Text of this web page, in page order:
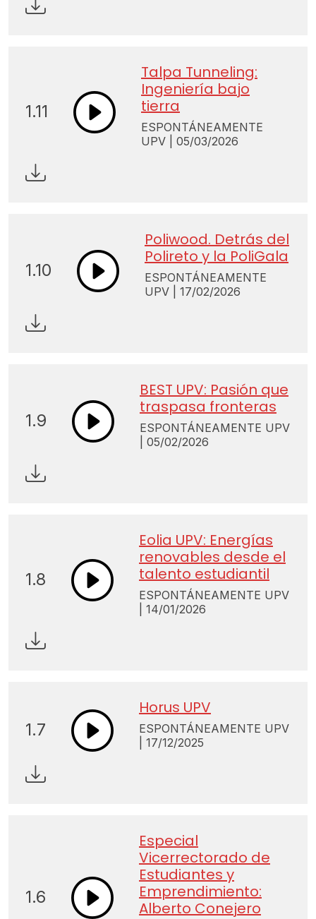
1.11
Talpa Tunneling:
Ingeniería bajo
tierra
ESPONTÁNEAMENTE
UPV | 05/03/2026
1.10
Poliwood. Detrás del
Polireto y la PoliGala
ESPONTÁNEAMENTE
UPV | 17/02/2026
1.9
BEST UPV: Pasión que
traspasa fronteras
ESPONTÁNEAMENTE UPV
| 05/02/2026
1.8
Eolia UPV: Energías
renovables desde el
talento estudiantil
ESPONTÁNEAMENTE UPV
| 14/01/2026
1.7
Horus UPV
ESPONTÁNEAMENTE UPV
| 17/12/2025
1.6
Especial
Vicerrectorado de
Estudiantes y
Emprendimiento:
Alberto Conejero